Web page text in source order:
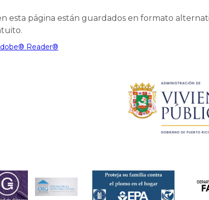
esta página están guardados en formato
Reader®